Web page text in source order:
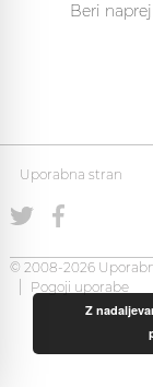
Beri naprej
Uporabna stran
© 2008-2026
Pogoji uporabe
Z